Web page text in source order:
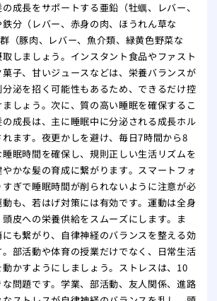
成長をサポートする亜鉛（牡蠣、レバー、
分（レバー、赤身の肉、ほうれん草な
（豚肉、レバー、魚介類、緑黄色野菜な
しましょう。インスタント食品やファスト
菓子、甘いジュースなどは、栄養バランスが
泌を招く可能性もあるため、できるだけ控
しょう。次に、質の高い睡眠を確保するこ
の成長は、主に睡眠中に分泌される成長ホル
ます。夜更かしを避け、毎日7時間から8
眠時間を確保し、規則正しい生活リズムを
かな髪の育成に繋がります。スマートフォ
すぎで睡眠時間が削られないように注意が必
も、若はげ対策には有効です。運動は全身
皮への栄養供給をスムーズにします。ま
も繋がり、自律神経のバランスを整える効
部活動や体育の授業だけでなく、日常生活
かすようにしましょう。ストレスは、10
問題です。学業、部活動、友人関係、進路